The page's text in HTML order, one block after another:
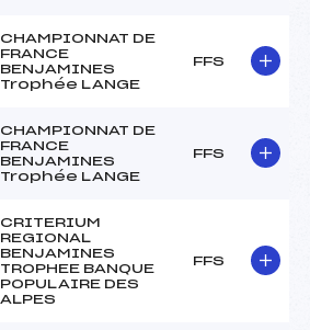
CHAMPIONNAT DE
FRANCE
BENJAMINES
Trophée LANGE
FFS
CHAMPIONNAT DE
FRANCE
BENJAMINES
Trophée LANGE
FFS
CRITERIUM
REGIONAL
BENJAMINES
TROPHEE BANQUE
POPULAIRE DES
ALPES
FFS